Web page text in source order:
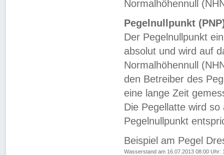
Normalhöhennull
Pegelnullpunkt
Der Pegelnullpunkt
absolut und wird auf
Normalhöhennull
den Betreiber des
eine lange Zeit
Die Pegellatte wird
Pegelnullpunkt
Beispiel am Pegel
Wasserstand am 16.07.2013 08:00 Uhr: